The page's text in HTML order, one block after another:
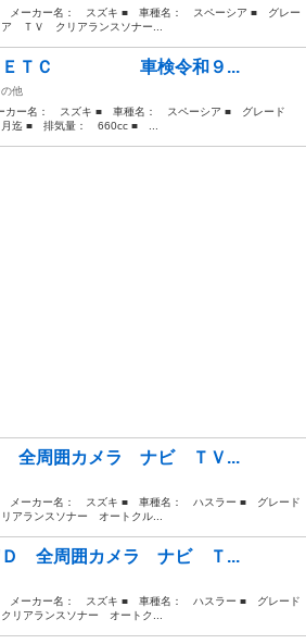
ーカー名： スズキ ■ 車種名： スペーシア ■ グレー
ＴＶ クリアランスソナー...
、ＥＴＣ 車検令和９...
の他
ー名： スズキ ■ 車種名： スペーシア ■ グレード
■ 排気量： 660cc ■ ...
全周囲カメラ ナビ ＴＶ...
ーカー名： スズキ ■ 車種名： ハスラー ■ グレード
ランスソナー オートクル...
Ｄ 全周囲カメラ ナビ Ｔ...
ーカー名： スズキ ■ 車種名： ハスラー ■ グレード
アランスソナー オートク...